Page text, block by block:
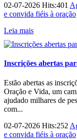
02-07-2026 Hits:401
e convida fiéis à oração
Leia mais
Inscrições abertas
Estão abertas as
Oração e Vida, um
ajudado milhares de
com...
02-07-2026 Hits:252
e convida fiéis à oração